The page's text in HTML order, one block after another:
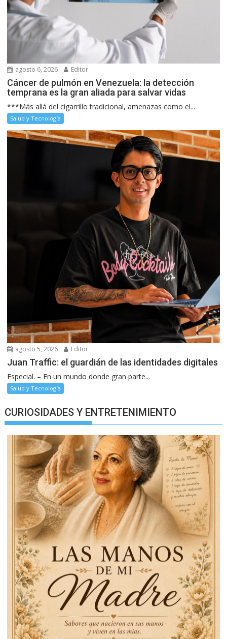
agosto 6, 2026 Editor
Cáncer de pulmón en Venezuela: la detección
temprana es la gran aliada para salvar vidas
***Más allá del cigarrillo tradicional, amenazas como el...
Salud y Tecnología
agosto 5, 2026 Editor
Juan Traffic: el guardián de las identidades digitales
Especial. – En un mundo donde gran parte...
Salud y Tecnología
CURIOSIDADES Y ENTRETENIMIENTO